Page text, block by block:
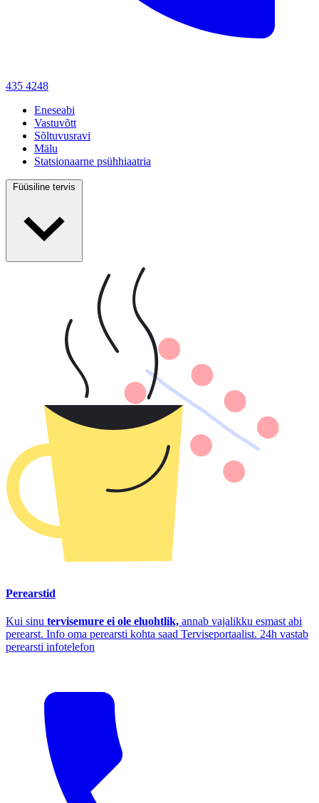
435 4248
Eneseabi
Vastuvõtt
Sõltuvusravi
Mälu
Statsionaarne psühhiaatria
Füüsiline tervis
Perearstid
Kui sinu tervisemure ei ole eluohtlik, annab vajalikku esmast abi
perearst. Info oma perearsti kohta saad Terviseportaalist. 24h vastab
perearsti infotelefon